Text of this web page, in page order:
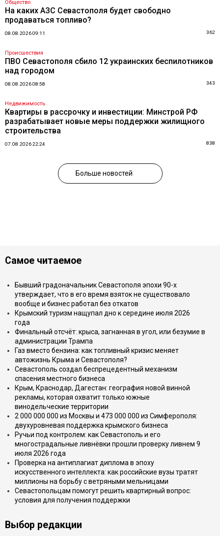
Общество
На каких АЗС Севастополя будет свободно
продаваться топливо?
08.08.2026 09:11 362
Происшествия
ПВО Севастополя сбило 12 украинских беспилотников
над городом
08.08.2026 08:58 343
Недвижимость
Квартиры в рассрочку и инвестиции: Минстрой РФ
разрабатывает новые меры поддержки жилищного
строительства
07.08.2026 22:24 838
Больше новостей
Самое читаемое
Бывший градоначальник Севастополя эпохи 90-х
утверждает, что в его время взяток не существовало
вообще и бизнес работал без откатов
Крымский туризм нащупал дно к середине июля 2026
года
Финальный отсчёт: крыса, загнанная в угол, или безумие в
администрации Трампа
Газ вместо бензина: как топливный кризис меняет
автожизнь Крыма и Севастополя?
Севастополь создал беспрецедентный механизм
спасения местного бизнеса
Крым, Краснодар, Дагестан: география новой винной
рекламы, которая охватит только южные
винодельческие территории
2 000 000 000 из Москвы и 473 000 000 из Симферополя:
двухуровневая поддержка крымского бизнеса
Ручьи под контролем: как Севастополь и его
многострадальные ливнёвки прошли проверку ливнем 9
июля 2026 года
Проверка на антиплагиат диплома в эпоху
искусственного интеллекта: как российские вузы тратят
миллионы на борьбу с ветряными мельницами
Севастопольцам помогут решить квартирный вопрос:
условия для получения поддержки
Выбор редакции